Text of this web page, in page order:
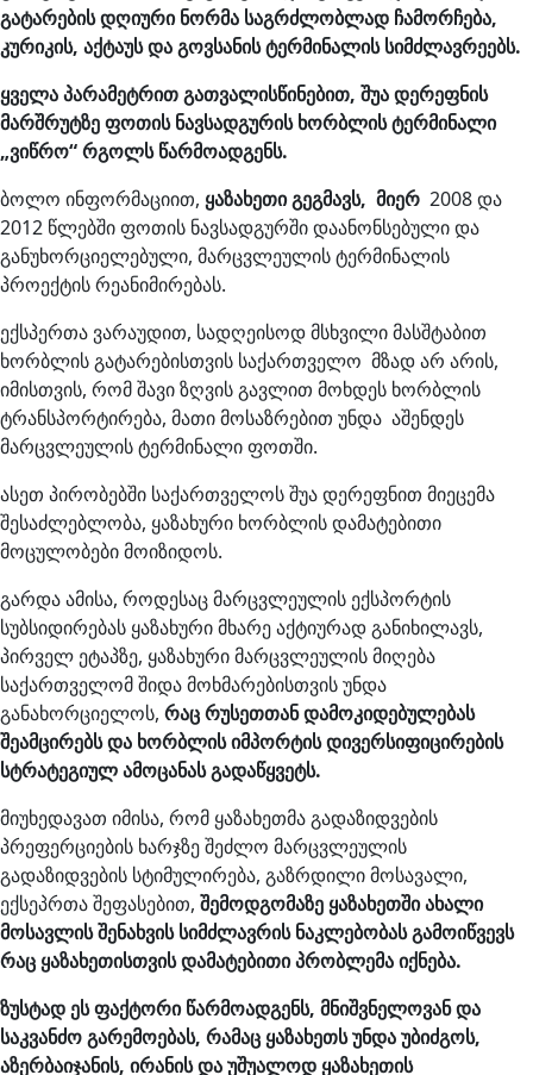
გატარების დღიური ნორმა საგრძლობლად ჩამორჩება,
კურიკის, აქტაუს და გოვსანის ტერმინალის სიმძლავრეებს.
ყველა პარამეტრით გათვალისწინებით, შუა დერეფნის
მარშრუტზე ფოთის ნავსადგურის ხორბლის ტერმინალი
„ვიწრო“ რგოლს წარმოადგენს.
ბოლო ინფორმაციით, ყაზახეთი გეგმავს, მიერ 2008 და
2012 წლებში ფოთის ნავსადგურში დაანონსებული და
განუხორციელებული, მარცვლეულის ტერმინალის
პროექტის რეანიმირებას.
ექსპერთა ვარაუდით, სადღეისოდ მსხვილი მასშტაბით
ხორბლის გატარებისთვის საქართველო მზად არ არის,
იმისთვის, რომ შავი ზღვის გავლით მოხდეს ხორბლის
ტრანსპორტირება, მათი მოსაზრებით უნდა აშენდეს
მარცვლეულის ტერმინალი ფოთში.
ასეთ პირობებში საქართველოს შუა დერეფნით მიეცემა
შესაძლებლობა, ყაზახური ხორბლის დამატებითი
მოცულობები მოიზიდოს.
გარდა ამისა, როდესაც მარცვლეულის ექსპორტის
სუბსიდირებას ყაზახური მხარე აქტიურად განიხილავს,
პირველ ეტაპზე, ყაზახური მარცვლეულის მიღება
საქართველომ შიდა მოხმარებისთვის უნდა
განახორციელოს, რაც რუსეთთან დამოკიდებულებას
შეამცირებს და ხორბლის იმპორტის დივერსიფიცირების
სტრატეგიულ ამოცანას გადაწყვეტს.
მიუხედავათ იმისა, რომ ყაზახეთმა გადაზიდვების
პრეფერციების ხარჯზე შეძლო მარცვლეულის
გადაზიდვების სტიმულირება, გაზრდილი მოსავალი,
ექსეპრთა შეფასებით, შემოდგომაზე ყაზახეთში ახალი
მოსავლის შენახვის სიმძლავრის ნაკლებობას გამოიწვევს
რაც ყაზახეთისთვის დამატებითი პრობლემა იქნება.
ზუსტად ეს ფაქტორი წარმოადგენს, მნიშვნელოვან და
საკვანძო გარემოებას, რამაც ყაზახეთს უნდა უბიძგოს,
აზერბაიჯანის, ირანის და უშუალოდ ყაზახეთის